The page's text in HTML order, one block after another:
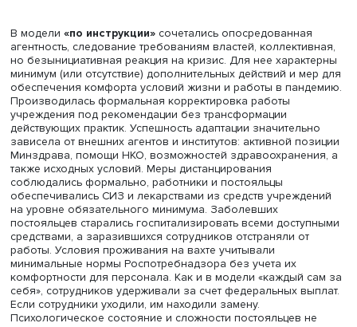
пространства на зоны заболевших и здоровых,
дефицит кадров, СИЗ, тестирования и контроля.
Необходимость дополнительных средств не
проблематизировалась, и при невозможности
требуемые закупки в учреждениях наблюдался
Снижение доступности скорой и плановой медицинской
помощи на местах, недостаток тестирования
катализатором распространения инфекции. Лечение
учреждения было вынужденным шагом. Зараженные
сотрудники могли продолжать работать, скрывая свою
болезнь из-за желания сохранить ковидные доплаты,
заразить близких и дефицита кадров, невозможности
сотрудника. Наличие медиков и лекарств отчасти
положение. Состоянию сотрудников не уделяли
внимания, их удерживали благодаря значительным
и отсутствию иной работы в сельской местности.
психологическом здоровье постояльцев оставалась за
рамками возможностей сотрудников.